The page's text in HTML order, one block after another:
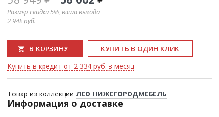
Размер скидки 5%, ваша выгода
2 948руб.
В КОРЗИНУ
КУПИТЬ В ОДИН КЛИК
Купить в кредит от 2 334 руб. в месяц
Товар из коллекции ЛЕО НИЖЕГОРОДМЕБЕЛЬ
Информация о доставке